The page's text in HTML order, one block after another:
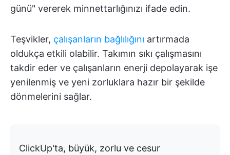
günü" vererek minnettarlığınızı ifade edin.
Teşvikler, çalışanların bağlılığını artırmada
oldukça etkili olabilir. Takımın sıkı çalışmasını
takdir eder ve çalışanların enerji depolayarak işe
yenilenmiş ve yeni zorluklara hazır bir şekilde
dönmelerini sağlar.
ClickUp'ta, büyük, zorlu ve cesur